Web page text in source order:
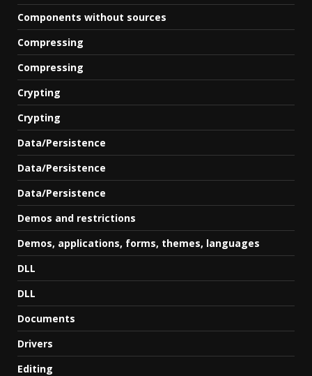
Components without sources
Compressing
Compressing
Crypting
Crypting
Data/Persistence
Data/Persistence
Data/Persistence
Demos and restrictions
Demos, applications, forms, themes, languages
DLL
DLL
Documents
Drivers
Editing